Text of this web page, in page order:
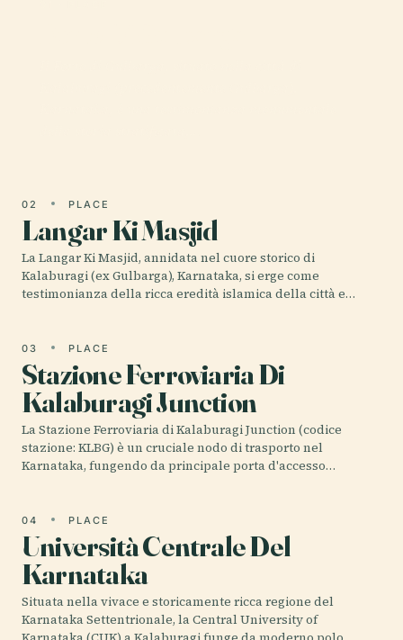
02 PLACE
Langar Ki Masjid
La Langar Ki Masjid, annidata nel cuore storico di
Kalaburagi (ex Gulbarga), Karnataka, si erge come
testimonianza della ricca eredità islamica della città e…
03 PLACE
Stazione Ferroviaria Di
Kalaburagi Junction
La Stazione Ferroviaria di Kalaburagi Junction (codice
stazione: KLBG) è un cruciale nodo di trasporto nel
Karnataka, fungendo da principale porta d'accesso…
04 PLACE
Università Centrale Del
Karnataka
Situata nella vivace e storicamente ricca regione del
Karnataka Settentrionale, la Central University of